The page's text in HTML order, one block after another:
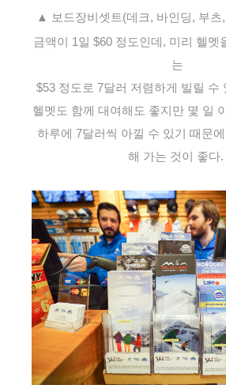
▲
보드장비셋트(데크, 바인딩, 부
금액이 1일 $60 정도인데, 미리 헬멧
는
$53 정도로 7달러 저렴하게 빌릴 수
헬멧도 함께 대여해도 좋지만 몇 일
하루에 7달러씩 아낄 수 있기 때문에
해 가는 것이 좋다.